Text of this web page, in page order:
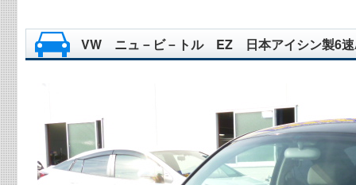
VW ニュ－ビ－トル EZ 日本アイシン製6